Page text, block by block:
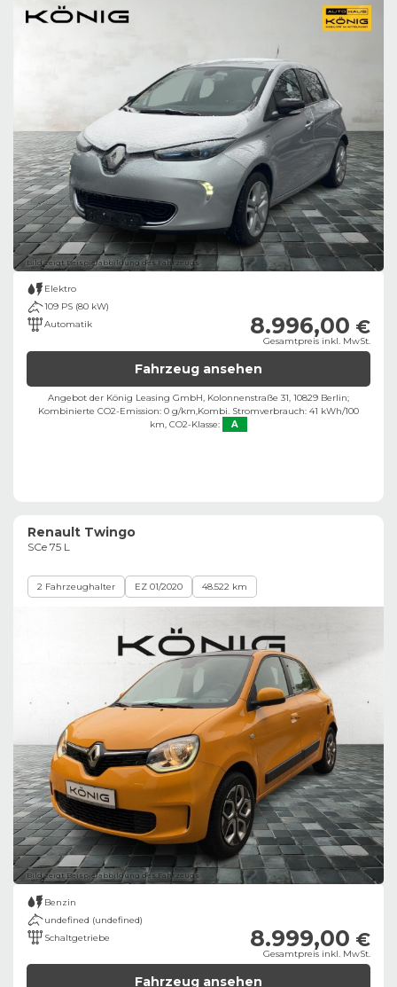
Bild zeigt Beispielabbildung des Fahrzeugs
Elektro
109 PS (80 kW)
Automatik
8.996,00 €
Gesamtpreis inkl. MwSt.
Fahrzeug ansehen
Angebot der König Leasing GmbH, Kolonnenstraße 31, 10829 Berlin;
Kombinierte CO2-Emission: 0 g/km,Kombi. Stromverbrauch: 41 kWh/100
km, CO2-Klasse: A
Renault Twingo
SCe 75 L
2 Fahrzeughalter EZ 01/2020 48.522 km
Bild zeigt Beispielabbildung des Fahrzeugs
Benzin
undefined (undefined)
Schaltgetriebe
8.999,00 €
Gesamtpreis inkl. MwSt.
Fahrzeug ansehen